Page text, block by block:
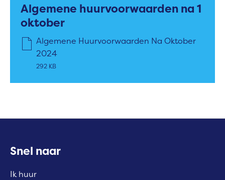
Algemene huurvoorwaarden na 1
oktober
Algemene Huurvoorwaarden Na Oktober
2024
292 KB
Contactinformatie
Snel naar
Ik huur